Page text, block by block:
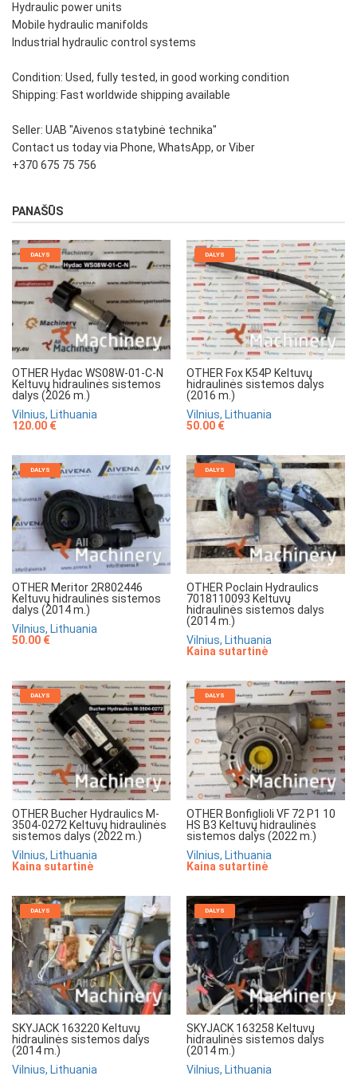
Hydraulic power units
Mobile hydraulic manifolds
Industrial hydraulic control systems
Condition: Used, fully tested, in good working condition
Shipping: Fast worldwide shipping available
Seller: UAB "Aivenos statybinė technika"
Contact us today via Phone, WhatsApp, or Viber
+370 675 75 756
PANAŠŪS
DALYS
OTHER Hydac WS08W-01-C-N
Keltuvų hidraulinės sistemos
dalys (2026 m.)
Vilnius, Lithuania
120.00 €
DALYS
OTHER Fox K54P Keltuvų
hidraulinės sistemos dalys
(2016 m.)
Vilnius, Lithuania
50.00 €
DALYS
OTHER Meritor 2R802446
Keltuvų hidraulinės sistemos
dalys (2014 m.)
Vilnius, Lithuania
50.00 €
DALYS
OTHER Poclain Hydraulics
7018110093 Keltuvų
hidraulinės sistemos dalys
(2014 m.)
Vilnius, Lithuania
Kaina sutartinė
DALYS
OTHER Bucher Hydraulics M-
3504-0272 Keltuvų hidraulinės
sistemos dalys (2022 m.)
Vilnius, Lithuania
Kaina sutartinė
DALYS
OTHER Bonfiglioli VF 72 P1 10
HS B3 Keltuvų hidraulinės
sistemos dalys (2022 m.)
Vilnius, Lithuania
Kaina sutartinė
DALYS
SKYJACK 163220 Keltuvų
hidraulinės sistemos dalys
(2014 m.)
Vilnius, Lithuania
DALYS
SKYJACK 163258 Keltuvų
hidraulinės sistemos dalys
(2014 m.)
Vilnius, Lithuania